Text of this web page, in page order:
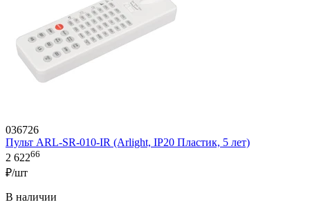
036726
Пульт ARL-SR-010-IR (Arlight, IP20 Пластик, 5 лет)
2 62266
₽/шт
В наличии